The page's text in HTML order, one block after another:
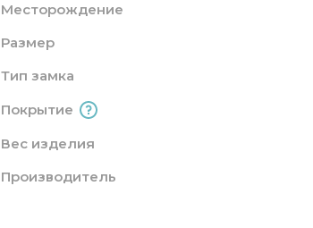
Месторождение
Размер
Тип замка
Покрытие
Вес изделия
Производитель